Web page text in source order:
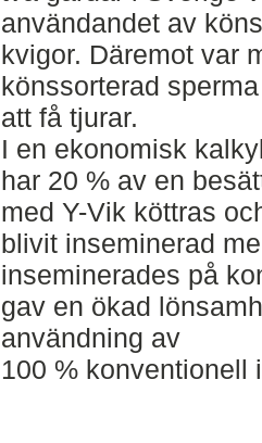
användandet av
kvigor. Däremot var
könssorterad
att få tjurar.
I en ekonomisk
har 20 % av en
med Y-Vik köttras
blivit inseminerad
inseminerades på
gav en ökad
användning av
100 % konventionell